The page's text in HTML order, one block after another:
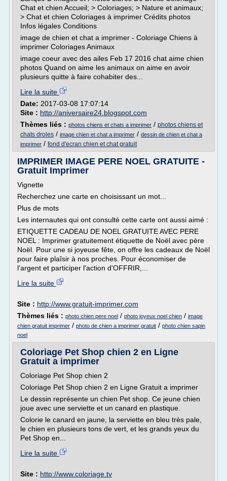
Chat et chien Accueil; > Coloriages; > Nature et animaux;
> Chat et chien Coloriages à imprimer Crédits photos
Infos légales Conditions
image de chien et chat a imprimer - Coloriage Chiens à
imprimer Coloriages Animaux
image coeur avec des ailes Feb 17 2016 chat aime chien
photos Quand on aime les animaux on aime en avoir
plusieurs quitte à faire cohabiter des...
Lire la suite
Date: 2017-03-08 17:07:14
Site : http://aniversaire24.blogspot.com
Thèmes liés : photos chiens et chats a imprimer / photos chiens et
chats droles / image chien et chat a imprimer / dessin de chien et chat a
imprimer / fond d'ecran chien et chat gratuit
IMPRIMER IMAGE PERE NOEL GRATUITE -
Gratuit Imprimer
Vignette
Recherchez une carte en choisissant un mot...
Plus de mots
Les internautes qui ont consulté cette carte ont aussi aimé :
ETIQUETTE CADEAU DE NOEL GRATUITE AVEC PERE
NOEL : Imprimer gratuitement étiquette de Noël avec père
Noël. Pour une si joyeuse fête, on offre les cadeaux de Noël
pour faire plaîsir à nos proches. Pour économiser de
l'argent et participer l'action d'OFFRIR,...
Lire la suite
Site : http://www.gratuit-imprimer.com
Thèmes liés : photo chien pere noel / photo joyeux noel chien / image
chien gratuit imprimer / photo de chien a imprimer gratuit / photo chien sapin
noel
Coloriage Pet Shop chien 2 en Ligne
Gratuit a imprimer
Coloriage Pet Shop chien 2
Coloriage Pet Shop chien 2 en Ligne Gratuit a imprimer
Le dessin représente un chien Pet shop. Ce jeune chien
joue avec une serviette et un canard en plastique.
Colorie le canard en jaune, la serviette en bleu très pale,
le chien en plusieurs tons de vert, et les grands yeux du
Pet Shop en...
Lire la suite
Site : http://www.coloriage.tv